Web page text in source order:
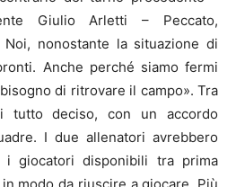
Giulio Arletti – Peccato,
nonostante la situazione di
Anche perché siamo fermi
di ritrovare il campo». Tra
tutto deciso, con un accordo
I due allenatori avrebbero
giocatori disponibili tra prima
modo da riuscire a giocare. Più